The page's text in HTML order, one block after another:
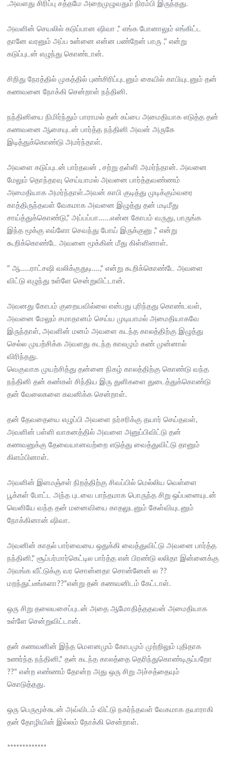
.அவளது சிரிப்பு சத்தமே அறைமுழுவதும் நிரம்பி இருந்தது.
அவளின் செயலில் கடுப்பான ஷிவா ," எங்க போனாலும் எங்கிட்ட
தானே வரனும் அப்ப உன்னை என்ன பண்றேன் பாரு ," என்று
கடுப்புடன் எழுந்து கொண்டான்.
சிறிது நேரத்தில் முகத்தில் புண்சிரிப்புடனும் கையில் காபியுடனும் தன்
கணவனை நோக்கி சென்றாள் நந்தினி.
நந்தினியை நிமிர்ந்தும் பாராமல் தன் கப்பை அமைதியாக எடுத்த தன்
கணவனை ஆசையுடன் பார்த்த நந்தினி அவன் அருகே
இடித்துக்கொண்டு அமர்ந்தாள்.
அவளை கடுப்புடன் பார்தவன் , சற்று தள்ளி அமர்ந்தான். அவனை
மேலும் தொந்தரவு செய்யாமல் அவனை பார்த்தவண்ணம்
அமைதியாக அமர்ந்தாள்.அவன் காபி குடித்து முடிக்கும்வரை
காத்திருந்தவள் வேகமாக அவனை இழுத்து தன் மடிமீது
சாய்த்துக்கொண்டு," அப்பப்பா......என்ன கோபம் வருது, பாருங்க
இந்த மூக்கு எவ்ளோ செவந்து போய் இருக்குனு ," என்று
கூறிக்கொண்டே அவனை மூக்கின் மீது கிள்ளினாள்.
" ஆ.....ராட்சஷி வலிக்குதுடி....," என்று கூறிக்கொண்டே அவளை
விட்டு எழுந்து உள்ளே சென்றுவிட்டான்.
அவனது கோபம் குறையவில்லை என்பது புரிந்தது கொண்டவள்,
அவனை மேலும் சமாதானம் செய்ய முடியாமல் அமைதியாகவே
இருந்தாள், அவளின் மனம் அவளை கடந்த காலத்திற்கு இழுத்து
செல்ல முயற்சிக்க அவளது கடந்த காலமும் கண் முன்னால்
விரிந்தது.
வெகுவாக முயற்சித்து தன்னை நிகழ் காலத்திற்கு கொண்டு வந்த
நந்தினி தன் கண்கள் சிந்திய இரு துளிகளை துடைத்துக்கொண்டு
தன் வேலைகளை கவனிக்க சென்றாள்.
தன் தேவதையை எழுப்பி அவளை நர்சரிக்கு தயார் செய்தவள்,
அவளின் பள்ளி வாகனத்தில் அவளை அனுப்பிவிட்டு தன்
கணவனுக்கு தேவையானவற்றை எடுத்து வைத்துவிட்டு தானும்
கிளம்பினாள்.
அவளின் இளமஞ்சள் நிறத்திற்கு சிவப்பில் மெல்லிய வெள்ளை
பூக்கள் போட்ட அந்த புடவை பாந்தமாக பொருந்த சிறு ஒப்பனையுடன்
வெளியே வந்த தன் மனைவியை காதலுடனும் கேள்வியுடனும்
நோக்கினான் ஷிவா.
அவனின் காதல் பார்வையை ஒதுக்கி வைத்துவிட்டு அவனை பார்த்த
நந்தினி," சூப்பர்மார்கெட்டில பார்த்த என் பிரண்டு லலிதா இன்னைக்கு
அவங்க வீட்டுக்கு வர சொன்னதா சொன்னேன் ல ??
மறந்துட்டீங்களா??"என்று தன் கணவனிடம் கேட்டாள்.
ஒரு சிறு தலையசைப்புடன் அதை ஆமோதித்ததவன் அமைதியாக
உள்ளே சென்றுவிட்டான்.
தன் கணவனின் இந்த மௌனமும் கோபமும் முற்றிலும் புதிதாக
உணர்ந்த நந்தினி," தன் கடந்த காலத்தை தெரிந்துகொண்டிருப்பறோ
??" என்ற எண்ணம் தோன்ற அது ஒரு சிறு அச்சத்தையும்
கொடுத்தது.
ஒரு பெருமூச்சுடன் அவ்விடம் விட்டு நகர்ந்தவள் வேகமாக தயாராகி
தன் தோழியின் இல்லம் நோக்கி சென்றாள்.
*************